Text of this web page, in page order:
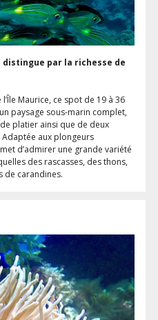
distingue par la richesse de
Maurice, ce spot de 19 à 36
paysage sous-marin complet,
platier ainsi que de deux
Adaptée aux plongeurs
d’admirer une grande variété
des rascasses, des thons,
de carandines.